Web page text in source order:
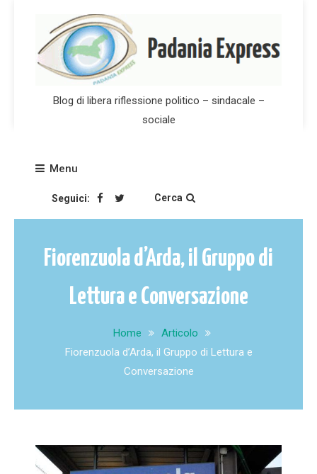
Blog di libera riflessione politico – sindacale –
sociale
Menu
Seguici: Cerca
Fiorenzuola d’Arda, il Gruppo di
Lettura e Conversazione
Home
Articolo
Fiorenzuola d’Arda, il Gruppo di Lettura e
Conversazione